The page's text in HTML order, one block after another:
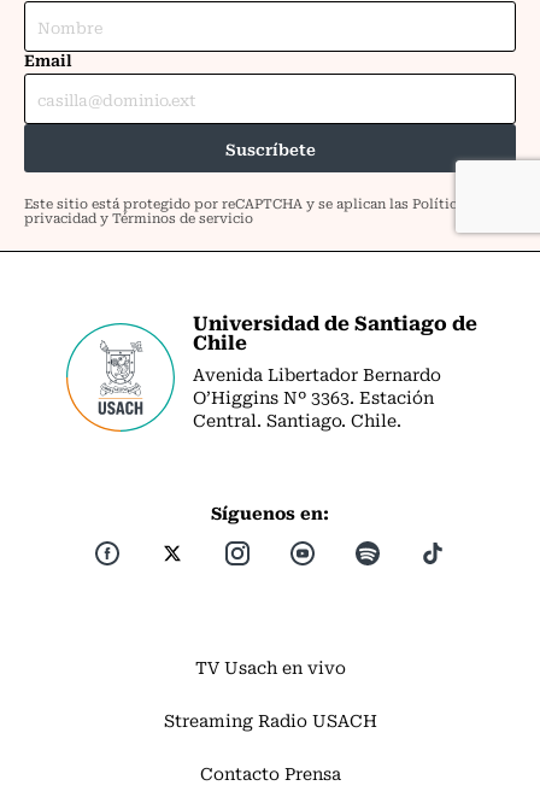
Universidad de Santiago de
Chile
Avenida Libertador Bernardo
O’Higgins Nº 3363. Estación
Central. Santiago. Chile.
Síguenos en:
TV Usach en vivo
Streaming Radio USACH
Contacto Prensa